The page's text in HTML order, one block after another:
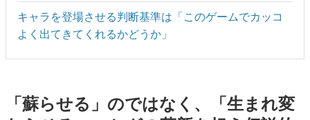
キャラを登場させる判断基準は「このゲームでカッコ
よく出てきてくれるかどうか」
「蘇らせる」のではなく、「生まれ変